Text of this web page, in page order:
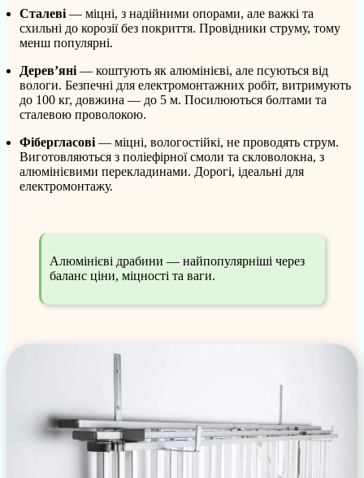
Сталеві — міцні, з надійними опорами, але важкі та
схильні до корозії без покриття. Провідники струму, тому
менш популярні.
Дерев’яні — коштують як алюмінієві, але псуються від
вологи. Безпечні для електромонтажних робіт, витримують
до 100 кг, довжина — до 5 м. Посилюються болтами та
сталевою проволокою.
Фібергласові — міцні, вологостійкі, не проводять струм.
Виготовляються з поліефірної смоли та скловолокна, з
алюмінієвими перекладинами. Дорогі, ідеальні для
електромонтажу.
Алюмінієві драбини — найпопулярніші через
баланс ціни, міцності та ваги.